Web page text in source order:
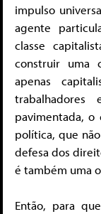
impulso
agente
classe
construir uma
apenas
trabalhadores
pavimentada,
política, que
defesa dos
é também uma
Então, para